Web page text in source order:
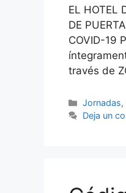
EL HOTEL
DE
COVID-19
través de
Jornadas,
Deja un